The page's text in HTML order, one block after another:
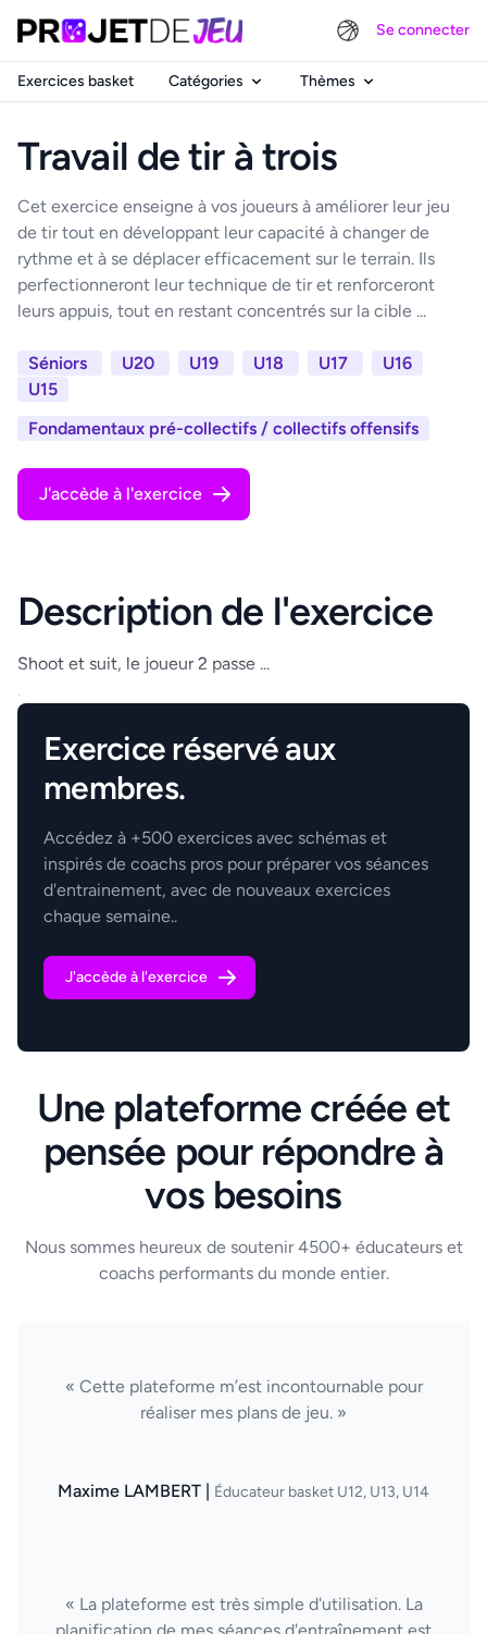
Se connecter
Exercices basket Catégories Thèmes
Travail de tir à trois
Cet exercice enseigne à vos joueurs à améliorer leur jeu
de tir tout en développant leur capacité à changer de
rythme et à se déplacer efficacement sur le terrain. Ils
perfectionneront leur technique de tir et renforceront
leurs appuis, tout en restant concentrés sur la cible ...
Séniors U20 U19 U18 U17
U16
U15
Fondamentaux pré-collectifs / collectifs offensifs
J'accède à l'exercice
Description de l'exercice
Shoot et suit, le joueur 2 passe ...
.
Exercice réservé aux
membres.
Accédez à +500 exercices avec schémas et
inspirés de coachs pros pour préparer vos séances
d'entrainement, avec de nouveaux exercices
chaque semaine..
J'accède à l'exercice
Une plateforme créée et
pensée pour répondre à
vos besoins
Nous sommes heureux de soutenir 4500+ éducateurs et
coachs performants du monde entier.
« Cette plateforme m’est incontournable pour
réaliser mes plans de jeu. »
Maxime LAMBERT | Éducateur basket U12, U13, U14
« La plateforme est très simple d'utilisation. La